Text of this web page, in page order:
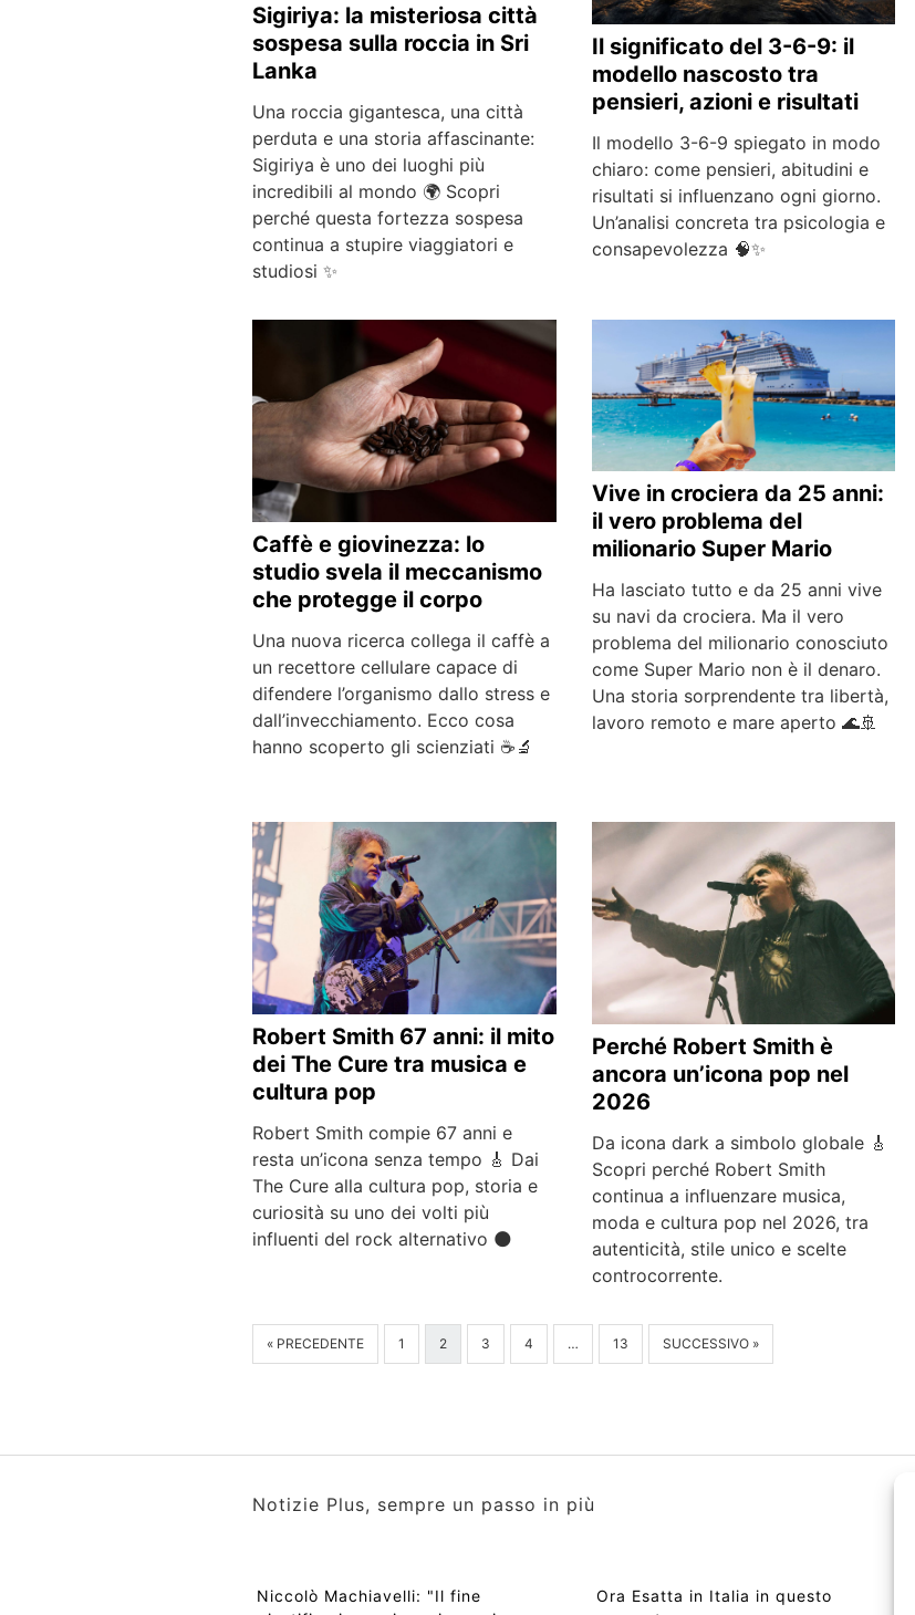
Sigiriya: la misteriosa città
sospesa sulla roccia in Sri
Lanka
Una roccia gigantesca, una città
perduta e una storia affascinante:
Sigiriya è uno dei luoghi più
incredibili al mondo 🌍 Scopri
perché questa fortezza sospesa
continua a stupire viaggiatori e
studiosi ✨
Il significato del 3-6-9: il
modello nascosto tra
pensieri, azioni e risultati
Il modello 3-6-9 spiegato in modo
chiaro: come pensieri, abitudini e
risultati si influenzano ogni giorno.
Un’analisi concreta tra psicologia e
consapevolezza 🧠✨
Caffè e giovinezza: lo
studio svela il meccanismo
che protegge il corpo
Una nuova ricerca collega il caffè a
un recettore cellulare capace di
difendere l’organismo dallo stress e
dall’invecchiamento. Ecco cosa
hanno scoperto gli scienziati ☕🔬
Vive in crociera da 25 anni:
il vero problema del
milionario Super Mario
Ha lasciato tutto e da 25 anni vive
su navi da crociera. Ma il vero
problema del milionario conosciuto
come Super Mario non è il denaro.
Una storia sorprendente tra libertà,
lavoro remoto e mare aperto 🌊🚢
Robert Smith 67 anni: il mito
dei The Cure tra musica e
cultura pop
Robert Smith compie 67 anni e
resta un’icona senza tempo 🎸 Dai
The Cure alla cultura pop, storia e
curiosità su uno dei volti più
influenti del rock alternativo 🌑
Perché Robert Smith è
ancora un’icona pop nel
2026
Da icona dark a simbolo globale 🎸
Scopri perché Robert Smith
continua a influenzare musica,
moda e cultura pop nel 2026, tra
autenticità, stile unico e scelte
controcorrente.
« PRECEDENTE 1 2 3 4 … 13 SUCCESSIVO »
Notizie Plus, sempre un passo in più
Niccolò Machiavelli: "Il fine
Ora Esatta in Italia in questo